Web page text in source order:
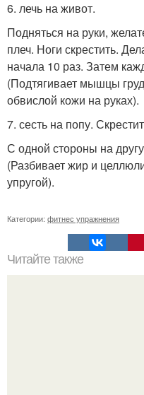
6. лечь на живот.
Подняться на руки,
плеч. Ноги скрестить.
начала 10 раз. Затем
(Подтягивает мышцы
обвислой кожи на руках).
7. сесть на попу.
С одной стороны на
(Разбивает жир и
упругой).
Категории: фитнес упражнения
Читайте также